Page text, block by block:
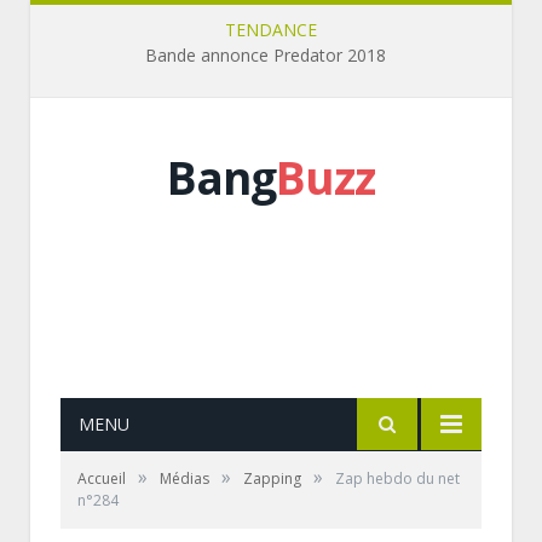
TENDANCE
Bande annonce Predator 2018
BangBuzz
MENU
Accueil » Médias » Zapping »
Zap hebdo du net
n°284